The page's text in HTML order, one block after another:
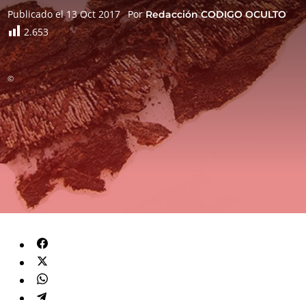
Publicado el 13 Oct 2017 PorRedacción CODIGO OCULTO
2.653
©